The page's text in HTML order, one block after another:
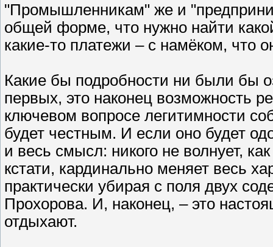
"Промышленникам" же и
общей форме, что нужно найти
какие-то платежи – с намёком, что
Какие бы подробности ни были бы
первых, это наконец возможность
ключевом вопросе легитимности
будет честным. И если оно будет
и весь смысл: никого не волнует,
кстати, кардинально меняет весь
практически убирая с поля двух
Прохорова. И, наконец, – это
отдыхают.